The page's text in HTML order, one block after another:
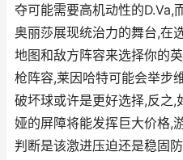
夺可能需要高机动性的D.Va,
奥丽莎展现统治力的舞台,在
地图和敌方阵容来选择你的
枪阵容,莱因哈特可能会举步
破坏球或许是更好选择,反之,
娅的屏障将能发挥巨大价格,
判断是该激进压迫还是稳固